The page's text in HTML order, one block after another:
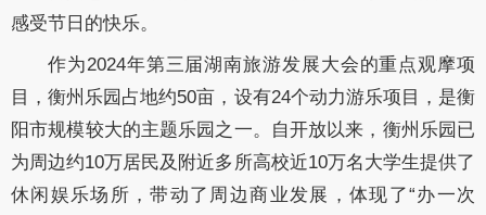
感受节日的快乐。
作为2024年第三届湖南旅游发展大会的重点观摩项
目，衡州乐园占地约50亩，设有24个动力游乐项目，是衡
阳市规模较大的主题乐园之一。自开放以来，衡州乐园已
为周边约10万居民及附近多所高校近10万名大学生提供了
休闲娱乐场所，带动了周边商业发展，体现了“办一次